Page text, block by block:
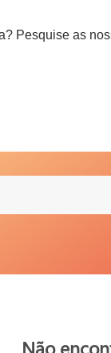
Pesquise as
Não